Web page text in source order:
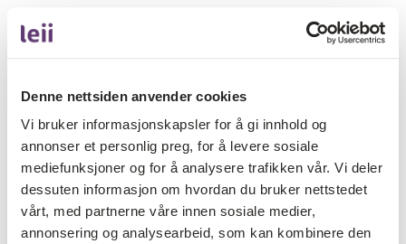
Denne nettsiden anvender cookies
Vi bruker informasjonskapsler for å gi innhold og
annonser et personlig preg, for å levere sosiale
mediefunksjoner og for å analysere trafikken vår. Vi deler
dessuten informasjon om hvordan du bruker nettstedet
vårt, med partnerne våre innen sosiale medier,
annonsering og analysearbeid, som kan kombinere den